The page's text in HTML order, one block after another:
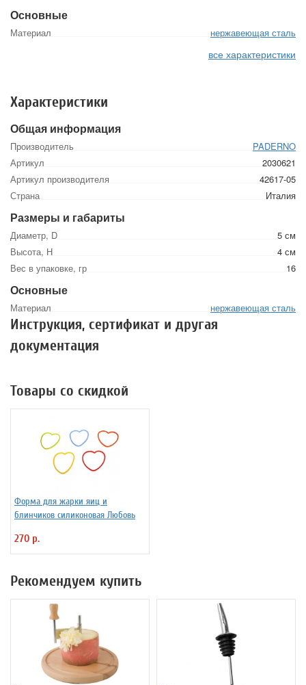
Основные
Материал нержавеющая сталь
все характеристики
Характеристики
Общая информация
Производитель
PADERNO
Артикул
2030621
Артикул производителя
42617-05
Страна
Италия
Размеры и габариты
Диаметр, D
5 см
Высота, Н
4 см
Вес в упаковке, гр
16
Основные
Материал нержавеющая сталь
Инструкция, сертификат и другая
документация
Товары со скидкой
Форма для жарки яиц и
блинчиков силиконовая Любовь
270 р.
Рекомендуем купить